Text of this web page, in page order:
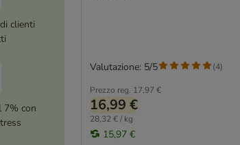
clienti
7% con
Prezzo reg. 17,97 €
16,99 €
28,32 € / kg
15,97 €
Valutazione: 5/5 (4)